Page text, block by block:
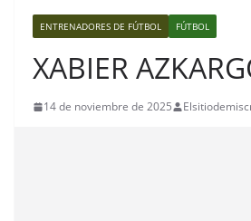
ENTRENADORES DE FÚTBOL FÚTBOL
XABIER
14 de noviembre de 2025